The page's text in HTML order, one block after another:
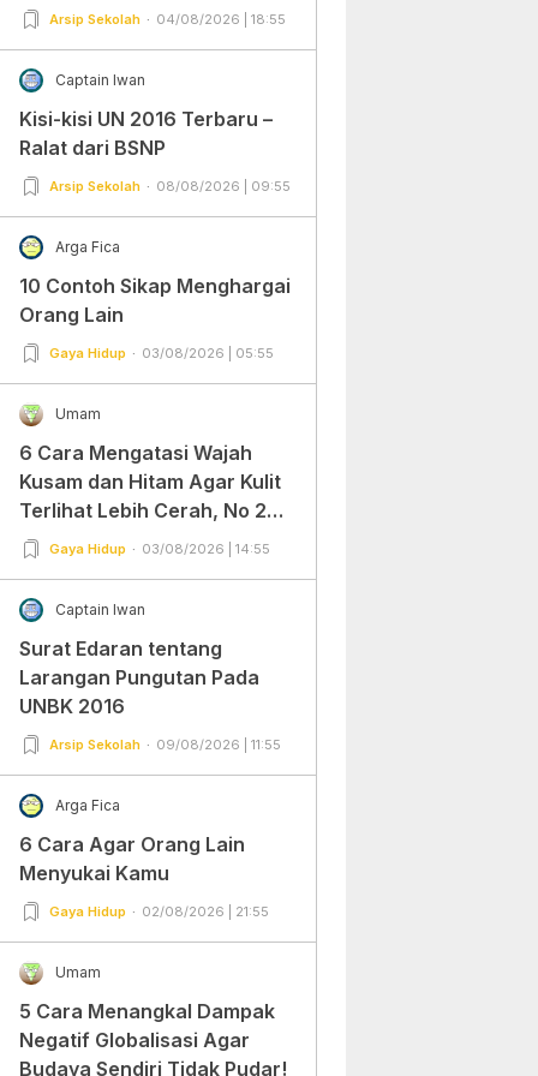
Arsip Sekolah 04/08/2026 | 18:55
Captain Iwan
Kisi-kisi UN 2016 Terbaru –
Ralat dari BSNP
Arsip Sekolah 08/08/2026 | 09:55
Arga Fica
10 Contoh Sikap Menghargai
Orang Lain
Gaya Hidup 03/08/2026 | 05:55
Umam
6 Cara Mengatasi Wajah
Kusam dan Hitam Agar Kulit
Terlihat Lebih Cerah, No 2
Gampang Banget dan Mudah
Gaya Hidup 03/08/2026 | 14:55
Captain Iwan
Surat Edaran tentang
Larangan Pungutan Pada
UNBK 2016
Arsip Sekolah 09/08/2026 | 11:55
Arga Fica
6 Cara Agar Orang Lain
Menyukai Kamu
Gaya Hidup 02/08/2026 | 21:55
Umam
5 Cara Menangkal Dampak
Negatif Globalisasi Agar
Budaya Sendiri Tidak Pudar!